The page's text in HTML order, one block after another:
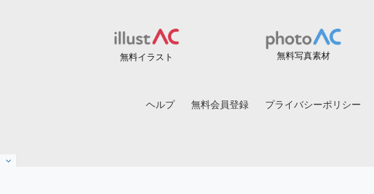
無料イラスト 無料写真素材
ヘルプ 無料会員登録 プライバシーポリシー